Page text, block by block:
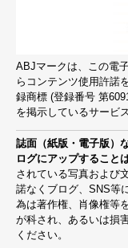
ABJマークは、この電
らコンテンツ使用許諾
録商標 (登録番号 第
を掲示しているサービ
誌面（紙版・電子版）
ログにアップすること
されている写真および
諾なくブログ、SNS等
為は著作権、肖像権等
が科され、あるいは損
ください。